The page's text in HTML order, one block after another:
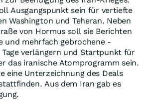
Ausgangspunkt sein für vertiefte
Washington und Teheran. Neben
von Hormus soll sie Berichten
und mehrfach gebrochene -
verlängern und Startpunkt für
das iranische Atomprogramm sein.
eine Unterzeichnung des Deals
Aus dem Iran gab es